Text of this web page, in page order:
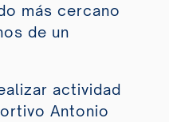
más cercano
de un
actividad
Antonio